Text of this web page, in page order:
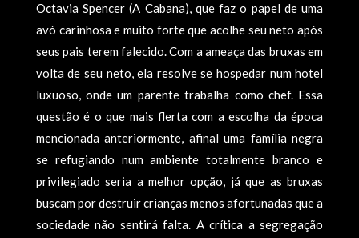
Octavia Spencer (A Cabana), que faz o papel de uma
avó carinhosa e muito forte que acolhe seu neto após
seus pais terem falecido. Com a ameaça das bruxas em
volta de seu neto, ela resolve se hospedar num hotel
luxuoso, onde um parente trabalha como chef. Essa
questão é o que mais flerta com a escolha da época
mencionada anteriormente, afinal uma família negra
se refugiando num ambiente totalmente branco e
privilegiado seria a melhor opção, já que as bruxas
buscam por destruir crianças menos afortunadas que a
sociedade não sentirá falta. A crítica a segregação